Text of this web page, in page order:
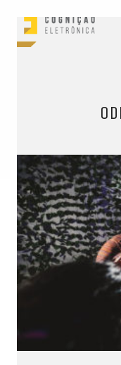
ENTRE
E receba